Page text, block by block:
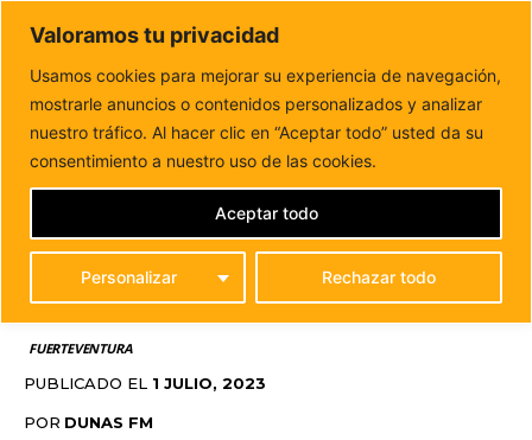
Valoramos tu privacidad
Usamos cookies para mejorar su experiencia de navegación,
mostrarle anuncios o contenidos personalizados y analizar
nuestro tráfico. Al hacer clic en “Aceptar todo” usted da su
consentimiento a nuestro uso de las cookies.
Personalizar Rechazar todo
Aceptar todo
DUNAS FM
Tu informacion de forma cercana
Inicio FUERTEVENTURA
Treinta y ocho estudiantes de la
UNED se gradúan en el curso...
TREINTA Y OCHO
ESTUDIANTES DE LA
UNED SE GRADÚAN EN
EL CURSO 2022-2023
FUERTEVENTURA
PUBLICADO EL 1 JULIO, 2023
POR DUNAS FM